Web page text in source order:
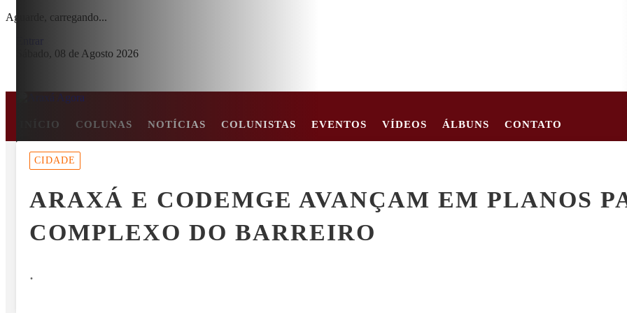
Aguarde, carregando...
Sábado, 08 de Agosto 2026
INÍCIO COLUNAS NOTÍCIAS COLUNISTAS EVENTOS VÍDEOS ÁLBUNS CONTATO
MENU
CIDADE
ARAXÁ E CODEMGE AVANÇAM EM PLANOS
COMPLEXO DO BARREIRO
.